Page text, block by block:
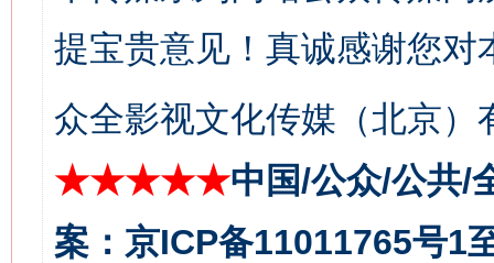
提宝贵意见！真诚感谢您
众全影视文化传媒（北京）
★★★★★中国/公众/公共/
案：京ICP备11011765号1
在谋一域中谋全局